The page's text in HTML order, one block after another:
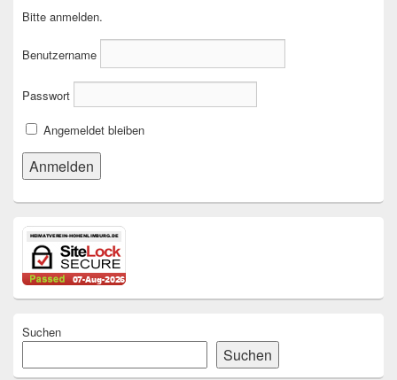
Bitte anmelden.
Benutzername
Passwort
Angemeldet bleiben
Suchen
Suchen